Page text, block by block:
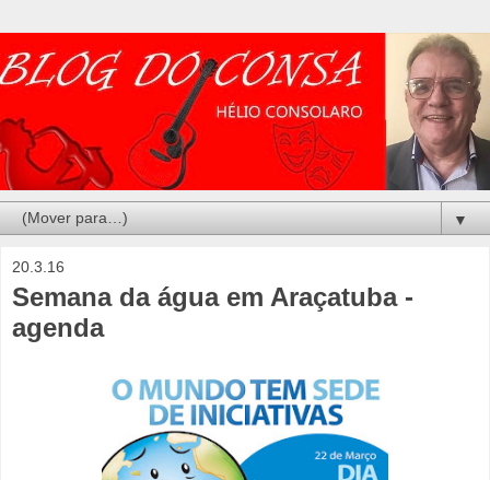
▼
20.3.16
Semana da água em Araçatuba -
agenda